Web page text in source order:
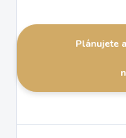
Plánujete